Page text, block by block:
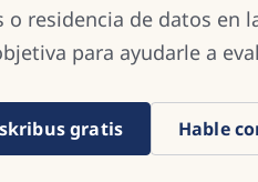
o residencia de datos en
para ayudarle a
gratis Hable